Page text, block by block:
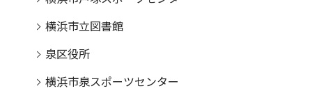
横浜市立図書館
泉区役所
横浜市泉スポーツセンター